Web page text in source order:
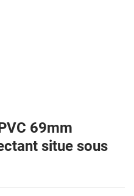
69mm
situe sous